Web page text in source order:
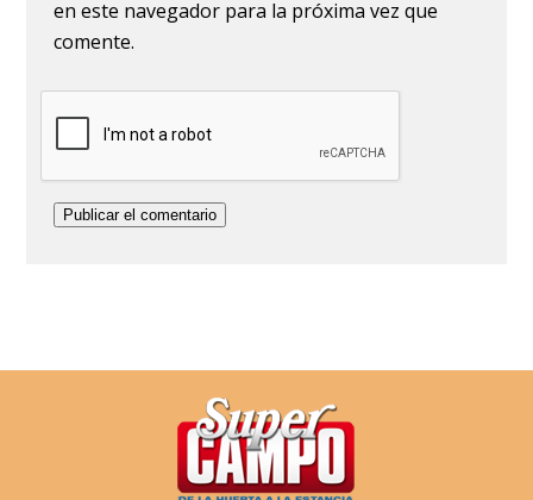
en este navegador para la próxima vez que
comente.